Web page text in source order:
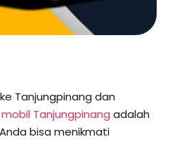
Tanjungpinang dan
Tanjungpinang adalah
bisa menikmati